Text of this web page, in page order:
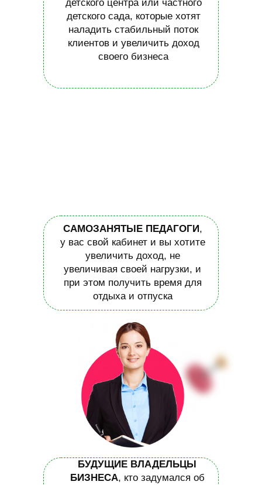
детского центра или частного
детского сада, которые хотят
наладить стабильный поток
клиентов и увеличить доход
своего бизнеса
САМОЗАНЯТЫЕ ПЕДАГОГИ,
у вас свой кабинет и вы хотите
увеличить доход, не
увеличивая своей нагрузки, и
при этом получить время для
отдыха и отпуска
БУДУЩИЕ ВЛАДЕЛЬЦЫ
БИЗНЕСА, кто задумался об